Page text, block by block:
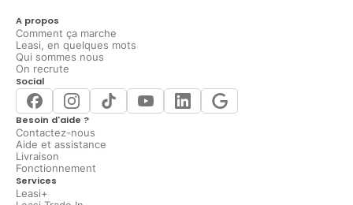
A propos
Comment ça marche
Leasi, en quelques mots
Qui sommes nous
On recrute
Social
Besoin d'aide ?
Contactez-nous
Aide et assistance
Livraison
Fonctionnement
Services
Leasi+